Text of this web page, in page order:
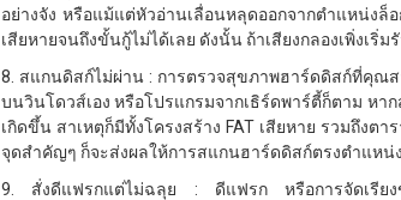
อย่างจัง หรือแม้แต่หัวอ่านเลื่อนหลุดออกจากตำแหน่ง
เสียหายจนถึงขั้นกู้ไม่ได้เลย ดังนั้น ถ้าเสียงกลองเพิ่งเ
8. สแกนดิสก์ไม่ผ่าน : การตรวจสุขภาพฮาร์ดดิสก์ที่คุณ
บนวินโดวส์เอง หรือโปรแกรมจากเธิร์ดพาร์ตี้ก็ตาม ห
เกิดขึ้น สาเหตุก็มีทั้งโครงสร้าง FAT เสียหาย รวมถึง
จุดสำคัญๆ ก็จะส่งผลให้การสแกนฮาร์ดดิสก์ตรงตำแห
9. สั่งดีแฟรกแต่ไม่ฉลุย : ดีแฟรก หรือการจัดเรียงข้อ